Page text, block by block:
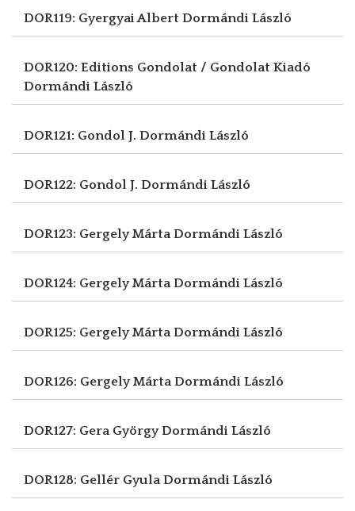
DOR119: Gyergyai Albert Dormándi László
DOR120: Editions Gondolat / Gondolat Kiadó
Dormándi László
DOR121: Gondol J. Dormándi László
DOR122: Gondol J. Dormándi László
DOR123: Gergely MártaDormándi László
DOR124: Gergely MártaDormándi László
DOR125: Gergely MártaDormándi László
DOR126: Gergely MártaDormándi László
DOR127: Gera GyörgyDormándi László
DOR128: Gellér GyulaDormándi László